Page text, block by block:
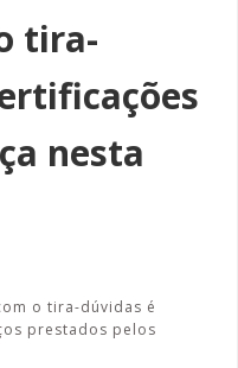
tira-
nesta
o tira-dúvidas é
prestados pelos